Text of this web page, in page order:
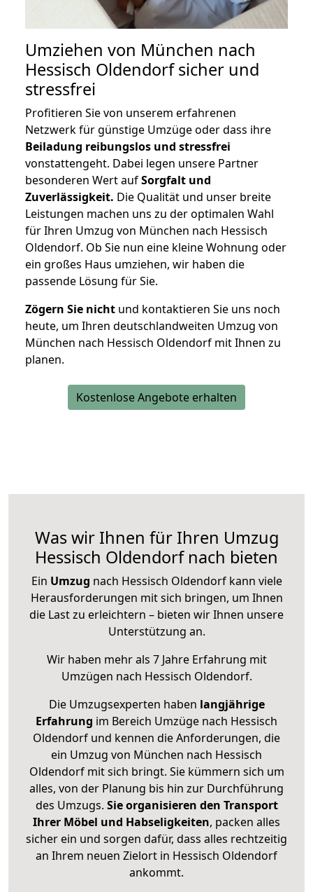
Umziehen von München nach
Hessisch Oldendorfsicher und
stressfrei
Profitieren Sie von unserem erfahrenen
Netzwerk für günstige Umzüge oder dass ihre
Beiladung reibungslos und stressfrei
vonstattengeht. Dabei legen unsere Partner
besonderen Wert aufSorgfalt und
Zuverlässigkeit. Die Qualität und unser breite
Leistungen machen uns zu der optimalen Wahl
für Ihren Umzug von München nach Hessisch
Oldendorf. Ob Sie nun eine kleine Wohnung oder
ein großes Haus umziehen, wir haben die
passende Lösung für Sie.
Zögern Sie nicht und kontaktieren Sie uns noch
heute, um Ihren deutschlandweiten Umzug von
München nach Hessisch Oldendorf mit Ihnen zu
planen.
Kostenlose Angebote erhalten
Was wir Ihnen für Ihren Umzug
Hessisch Oldendorf nach bieten
Ein Umzug nach Hessisch Oldendorf kann viele
Herausforderungen mit sich bringen, um Ihnen
die Last zu erleichtern – bieten wir Ihnen unsere
Unterstützung an.
Wir haben mehr als 7 Jahre Erfahrung mit
Umzügen nach Hessisch Oldendorf.
Die Umzugsexperten haben langjährige
Erfahrung im Bereich Umzüge nach Hessisch
Oldendorf und kennen die Anforderungen, die
ein Umzug von München nach Hessisch
Oldendorf mit sich bringt. Sie kümmern sich um
alles, von der Planung bis hin zur Durchführung
des Umzugs. Sie organisieren den Transport
Ihrer Möbel und Habseligkeiten, packen alles
sicher ein und sorgen dafür, dass alles rechtzeitig
an Ihrem neuen Zielort in Hessisch Oldendorf
ankommt.